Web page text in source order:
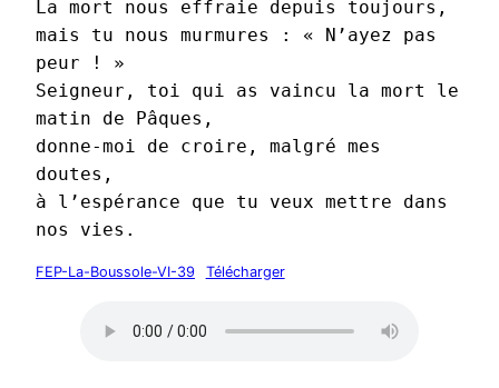
La mort nous effraie depuis toujours,
mais tu nous murmures : « N’ayez pas
peur ! »
Seigneur, toi qui as vaincu la mort le
matin de Pâques,
donne-moi de croire, malgré mes
doutes,
à l’espérance que tu veux mettre dans
nos vies.
FEP-La-Boussole-VI-39 Télécharger